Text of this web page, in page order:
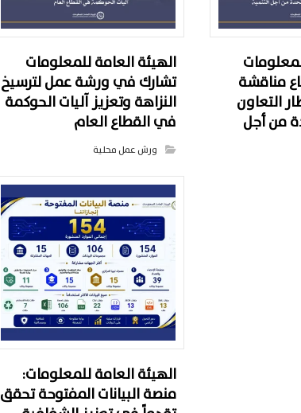
مناقشة
التعاون
من أجل
الهيئة العامة للمعلومات
تشارك في ورشة عمل لترسيخ
النزاهة وتعزيز آليات الحوكمة
في القطاع العام
ورش عمل محلية
الهيئة العامة للمعلومات:
منصة البيانات المفتوحة تحقق